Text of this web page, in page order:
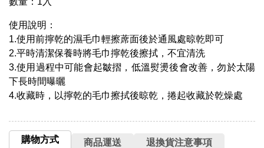
使用說明：
1.使用前擰乾的濕毛巾輕擦蓆面後於通風處晾乾即可
2.平時清潔保養時將毛巾擰乾後擦拭，不宜清洗
3.使用過程中可能會起皺摺，低溫熨燙後會改善，勿於太陽
下長時間曝曬
4.收藏時，以擰乾的毛巾擦拭後晾乾，捲起收藏於乾燥處
購物方式 商品運送 退換貨注意事項